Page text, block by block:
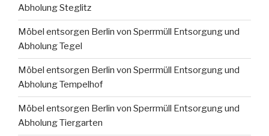
Abholung Steglitz
Möbel entsorgen Berlin von Sperrmüll Entsorgung und
Abholung Tegel
Möbel entsorgen Berlin von Sperrmüll Entsorgung und
Abholung Tempelhof
Möbel entsorgen Berlin von Sperrmüll Entsorgung und
Abholung Tiergarten